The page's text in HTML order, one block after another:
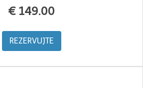
€ 149.00
REZERVUJTE